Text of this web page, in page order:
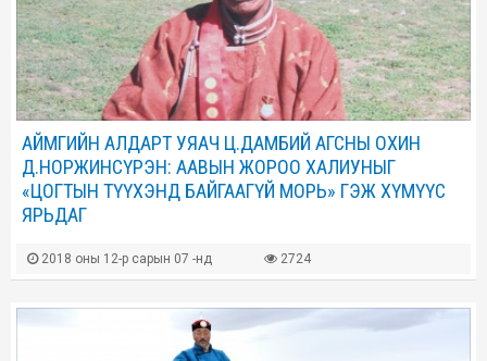
АЙМГИЙН АЛДАРТ УЯАЧ Ц.ДАМБИЙ АГСНЫ ОХИН
Д.НОРЖИНСҮРЭН: ААВЫН ЖОРОО ХАЛИУНЫГ
«ЦОГТЫН ТҮҮХЭНД БАЙГААГҮЙ МОРЬ» ГЭЖ ХҮМҮҮС
ЯРЬДАГ
2018 оны 12-р сарын 07 -нд 2724